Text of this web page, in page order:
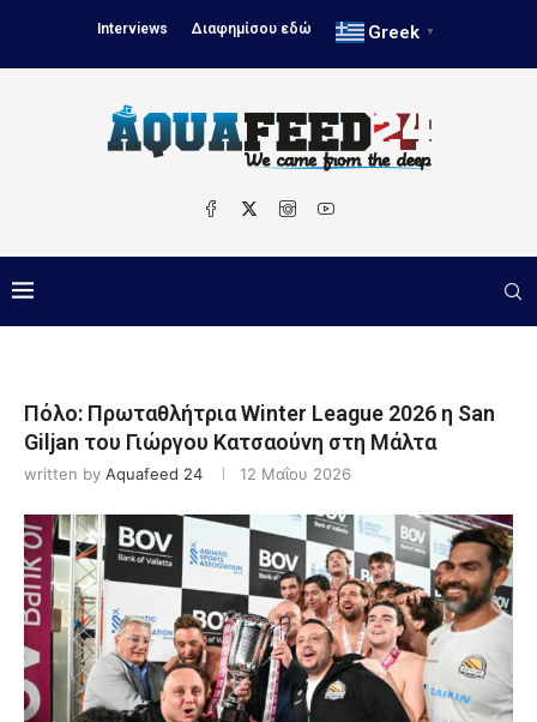
Interviews Διαφημίσου εδώ Greek ▼
Πόλο: Πρωταθλήτρια Winter League 2026 η San
Giljan του Γιώργου Κατσαούνη στη Μάλτα
written by Aquafeed 24 12 Μαΐου 2026